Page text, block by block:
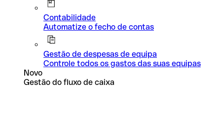
Contabilidade
Automatize o fecho de contas
Gestão de despesas de equipa
Controle todos os gastos das suas equipas
Novo
Gestão do fluxo de caixa